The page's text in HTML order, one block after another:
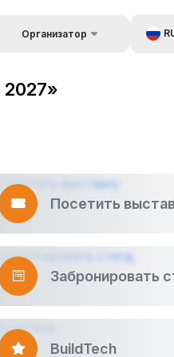
и
Организатор
Kонтакты
2027»
Посетить
Забронировать
BuildTech